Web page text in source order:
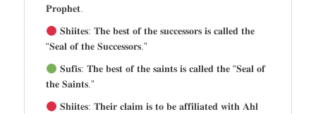
𝐏𝐫𝐨𝐩𝐡𝐞𝐭.
𝐒𝐡𝐢𝐢𝐭𝐞𝐬: 𝐓𝐡𝐞 𝐛𝐞𝐬𝐭 𝐨𝐟 𝐭𝐡𝐞 𝐬𝐮𝐜𝐜𝐞𝐬𝐬𝐨𝐫𝐬 𝐢𝐬 𝐜𝐚𝐥𝐥𝐞𝐝 𝐭𝐡𝐞
“𝐒𝐞𝐚𝐥 𝐨𝐟 𝐭𝐡𝐞 𝐒𝐮𝐜𝐜𝐞𝐬𝐬𝐨𝐫𝐬.”
𝐒𝐮𝐟𝐢𝐬: 𝐓𝐡𝐞 𝐛𝐞𝐬𝐭 𝐨𝐟 𝐭𝐡𝐞 𝐬𝐚𝐢𝐧𝐭𝐬 𝐢𝐬 𝐜𝐚𝐥𝐥𝐞𝐝 𝐭𝐡𝐞 “𝐒𝐞𝐚𝐥 𝐨𝐟
𝐭𝐡𝐞 𝐒𝐚𝐢𝐧𝐭𝐬.”
𝐒𝐡𝐢𝐢𝐭𝐞𝐬: 𝐓𝐡𝐞𝐢𝐫 𝐜𝐥𝐚𝐢𝐦 𝐢𝐬 𝐭𝐨 𝐛𝐞 𝐚𝐟𝐟𝐢𝐥𝐢𝐚𝐭𝐞𝐝 𝐰𝐢𝐭𝐡 𝐀𝐡𝐥